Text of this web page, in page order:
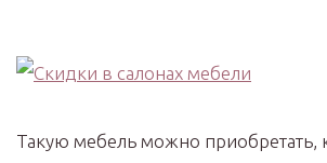
Такую мебель можно приобретать,